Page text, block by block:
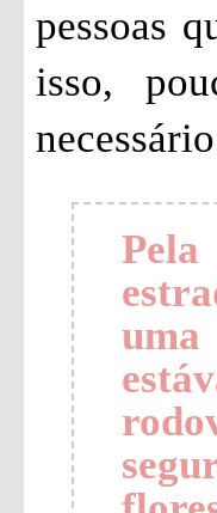
pessoas
isso,